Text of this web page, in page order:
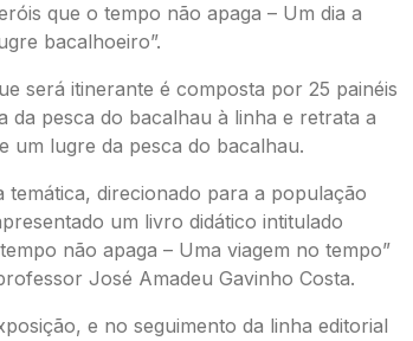
que o tempo não apaga – Um dia a
bacalhoeiro”.
será itinerante é composta por 25 painéis
da pesca do bacalhau à linha e retrata a
um lugre da pesca do bacalhau.
temática, direcionado para a população
um livro didático intitulado
não apaga – Uma viagem no tempo”
José Amadeu Gavinho Costa.
e no seguimento da linha editorial